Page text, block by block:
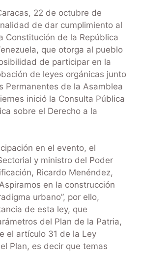
22 de octubre de
de dar cumplimiento al
Constitución de la República
que otorga al pueblo
de participar en la
de leyes orgánicas junto
Permanentes de la Asamblea
inició la Consulta Pública
sobre el Derecho a la
en el evento, el
y ministro del Poder
Ricardo Menéndez,
en la construcción
urbano”, por ello,
de esta ley, que
del Plan de la Patria,
el artículo 31 de la Ley
Plan, es decir que temas